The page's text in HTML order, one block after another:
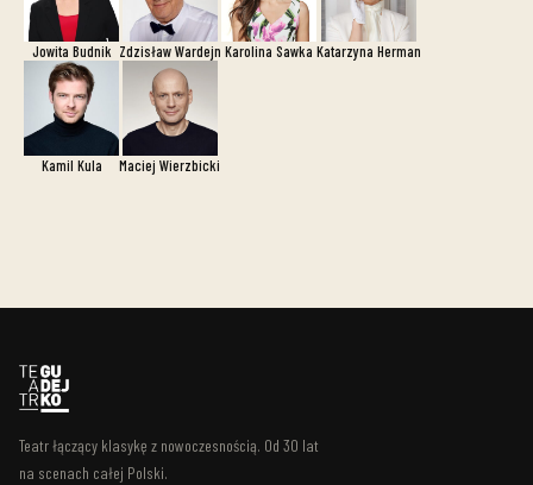
Jowita Budnik Zdzisław Wardejn Karolina Sawka Katarzyna Herman
Kamil Kula Maciej Wierzbicki
Teatr łączący klasykę z nowoczesnością. Od 30 lat
na scenach całej Polski.